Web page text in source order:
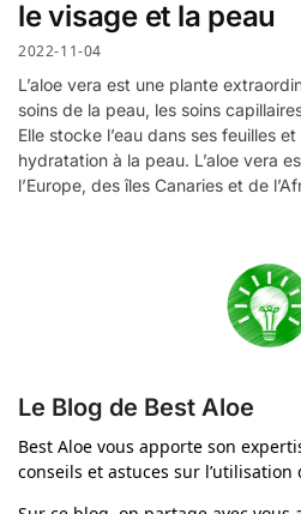
le visage et la peau
2022-11-04
L’aloe vera est une plante
soins de la peau, les soins
Elle stocke l’eau dans ses feuilles
hydratation à la peau. L’aloe vera
l’Europe, des îles Canaries et de
Le Blog de Best Aloe
Best Aloe vous apporte son
conseils et astuces sur l’utilisation